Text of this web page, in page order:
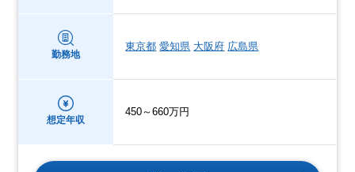
勤務地
東京都 愛知県 大阪府 広島県
想定年収
450～660万円